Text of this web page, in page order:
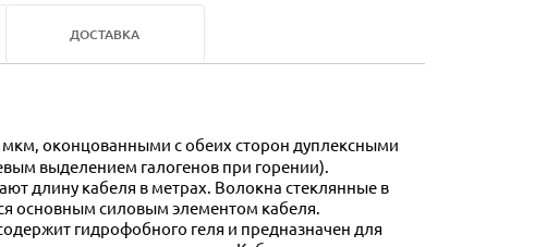
ДОСТАВКА
выделением галогенов при горении).
длину кабеля в метрах. Волокна стеклянные в
основным силовым элементом кабеля.
гидрофобного геля и предназначен для